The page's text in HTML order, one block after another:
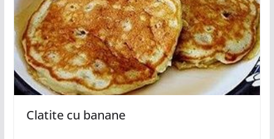
Clatite cu banane